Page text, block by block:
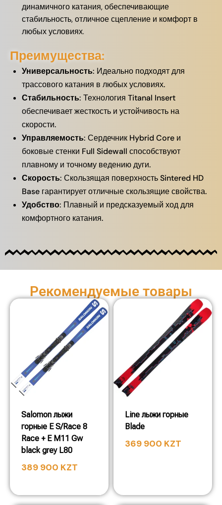
динамичного катания, обеспечивающие
стабильность, отличное сцепление и комфорт в
любых условиях.
Преимущества:
Универсальность: Идеально подходят для
трассового катания в любых условиях.
Стабильность: Технология Titanal Insert
обеспечивает жесткость и устойчивость на
скорости.
Управляемость: Сердечник Hybrid Core и
боковые стенки Full Sidewall способствуют
плавному и точному ведению дуги.
Скорость: Скользящая поверхность Sintered HD
Base гарантирует отличные скользящие свойства.
Удобство: Плавный и предсказуемый ход для
комфортного катания.
Рекомендуемые товары
Salomon лыжи
горные E S/Race 8
Race + E M11 Gw
black grey L80
389 900 KZT
Line лыжи горные
Blade
369 900 KZT